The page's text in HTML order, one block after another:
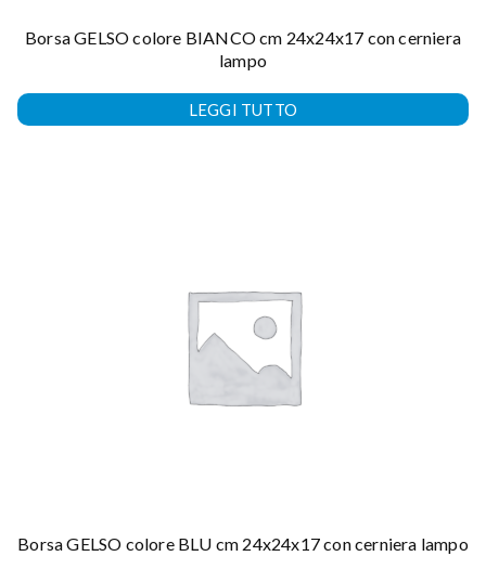
Borsa GELSO colore BIANCO cm 24x24x17 con cerniera
lampo
LEGGI TUTTO
Borsa GELSO colore BLU cm 24x24x17 con cerniera lampo